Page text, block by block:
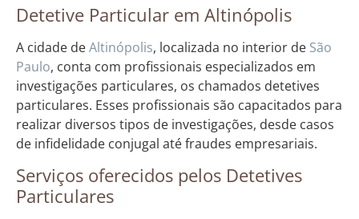
Detetive Particular em Altinópolis
A cidade deAltinópolis, localizada no interior de São
Paulo, conta com profissionais especializados em
investigações particulares, os chamados detetives
particulares. Esses profissionais são capacitados para
realizar diversos tipos de investigações, desde casos
de infidelidade conjugal até fraudes empresariais.
Serviços oferecidos pelos Detetives
Particulares